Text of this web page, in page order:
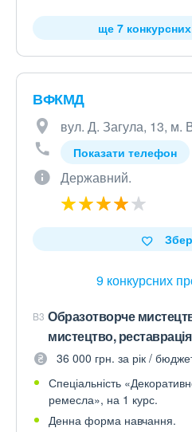
ще 7
ВФКМД
вул. Д. Загула, 13, м.
Показати телефон
Державний.
9 конкурсних
B3 Образотворче
мистецтво, реставрація
36 000 грн. за рік /
Спеціальність
ремесла», на 1 курс.
Денна форма навчання.